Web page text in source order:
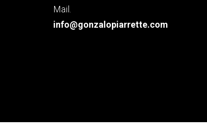
Mail.
info@gonzalopiarrette.com